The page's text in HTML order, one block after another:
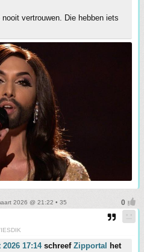
vertrouwen. Die hebben iets
2026 @ 21:22 • 35
17:14schreef Zipportal het